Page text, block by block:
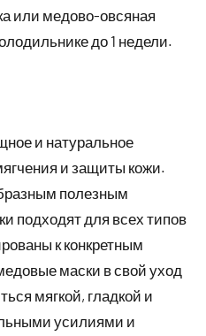
или медово-овсяная
до 1 недели.
и натуральное
и защиты кожи.
полезным
подходят для всех типов
к конкретным
маски в свой уход
мягкой, гладкой и
усилиями и